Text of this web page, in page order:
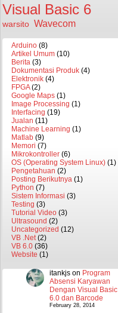
Visual Basic 6
warsito Wavecom
Arduino (8)
Artikel Umum (10)
Berita (3)
Dokumentasi Produk (4)
Elektronik (4)
FPGA(2)
Google Maps (1)
Image Processing (1)
Interfacing (19)
Jualan (11)
Machine Learning (1)
Matlab (9)
Memori (7)
Mikrokontroller (6)
OS (Operating System Linux) (1)
Pengetahuan (2)
Posting Berikutnya (1)
Python (7)
Sistem Informasi (3)
Testing (3)
Tutorial Video (3)
Ultrasound (2)
Uncategorized (12)
VB .Net(2)
VB 6.0 (36)
Website (1)
itankjs on Program
Absensi Karyawan
Dengan Visual Basic
6.0 dan Barcode
February 28, 2014